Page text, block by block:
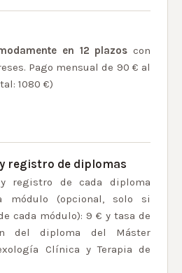
en 12 plazos con
Pago mensual de 90 € al
1080 €)
registro de diplomas
registro de cada diploma
módulo (opcional, solo si
cada módulo): 9 € y tasa de
del diploma del Máster
Clínica y Terapia de